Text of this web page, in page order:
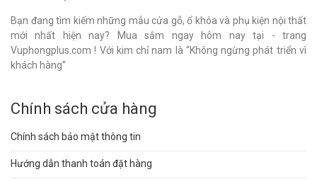
Bạn đang tìm kiếm những mẫu cửa gỗ, ổ khóa và phụ kiện nội thất
mới nhất hiện nay? Mua sắm ngay hôm nay tại - trang
Vuphongplus.com ! Với kim chỉ nam là “Không ngừng phát triển vì
khách hàng”
Chính sách cửa hàng
Chính sách bảo mật thông tin
Hướng dẫn thanh toán đặt hàng